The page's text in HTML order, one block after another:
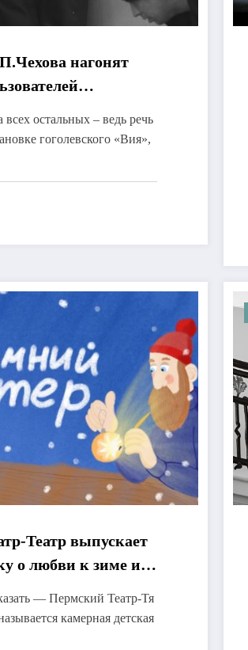
нагонят
остальных – ведь речь
гоголевского «Вия»,
Театр выпускает
о любви к зиме и
— Пермский Театр-Тя
камерная детская